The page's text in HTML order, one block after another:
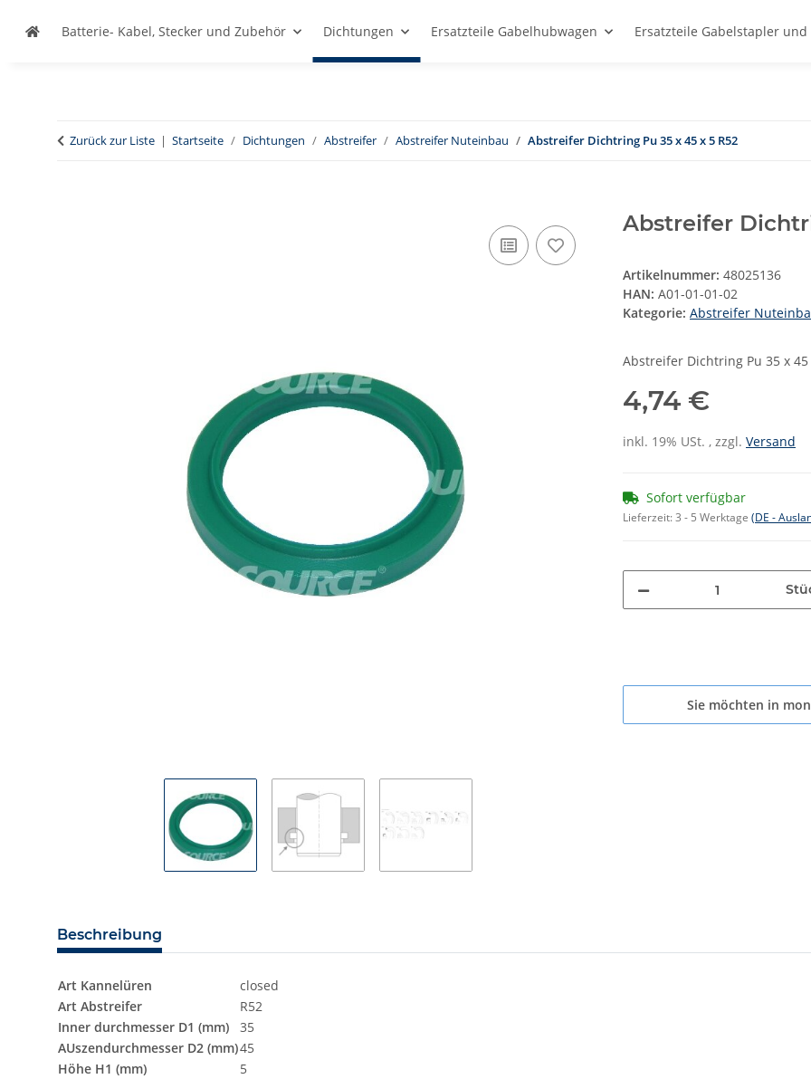
Batterie- Kabel, Stecker und Zubehör Dichtungen Ersatzteile Gabelhubwagen Ersatzteile Gabelstapler und
Zurück zur Liste Startseite Dichtungen Abstreifer Abstreifer Nuteinbau Abstreifer Dichtring Pu 35 x 45 x 5 R52
Abstreifer
Artikelnummer: 48025136
HAN: A01-01-01-02
Kategorie: Abstreifer
Abstreifer Dichtring Pu 35 x 45
4,74 €
inkl. 19% USt. , zzgl. Versand
Sofort verfügbar
Lieferzeit:3 - 5 Werktage (DE -
Sie möchten in
Beschreibung
Art Kannelüren
closed
Art Abstreifer
R52
Inner durchmesser D1 (mm)
35
AUszendurchmesser D2 (mm)45
Höhe H1 (mm)
5